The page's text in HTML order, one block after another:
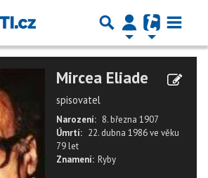
Mircea Eliade
spisovatel
Narození: 8. března 1907
Úmrtí: 22. dubna 1986ve věku
79 let
Znamení: Ryby